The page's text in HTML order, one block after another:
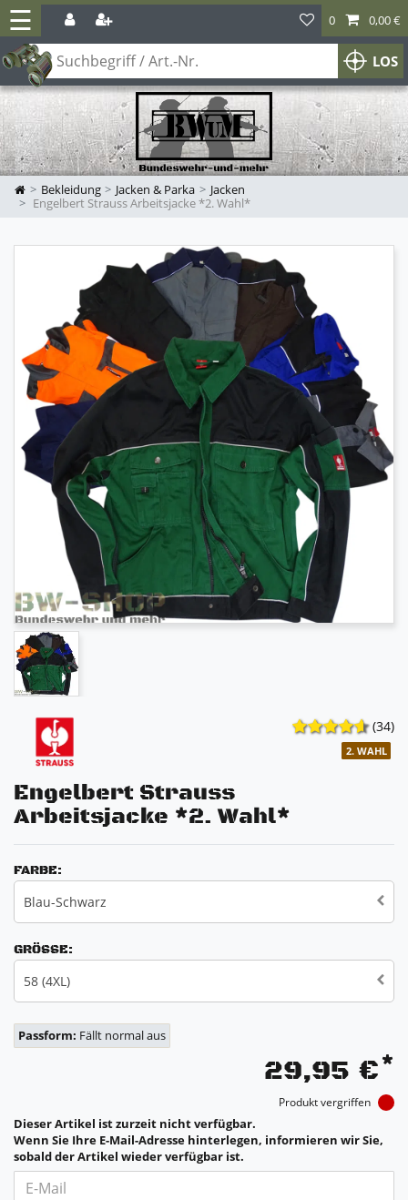
☰
LOS
0 0,00 €
Bekleidung Jacken & Parka
Jacken
Engelbert Strauss Arbeitsjacke *2. Wahl*
(34)
2. WAHL
Engelbert Strauss
Arbeitsjacke *2. Wahl*
FARBE:
Blau-Schwarz
GRÖSSE:
58 (4XL)
Passform: Fällt normal aus
29,95 €*
Produkt vergriffen
Dieser Artikel ist zurzeit nicht verfügbar.
Wenn Sie Ihre E-Mail-Adresse hinterlegen, informieren wir Sie,
sobald der Artikel wieder verfügbar ist.